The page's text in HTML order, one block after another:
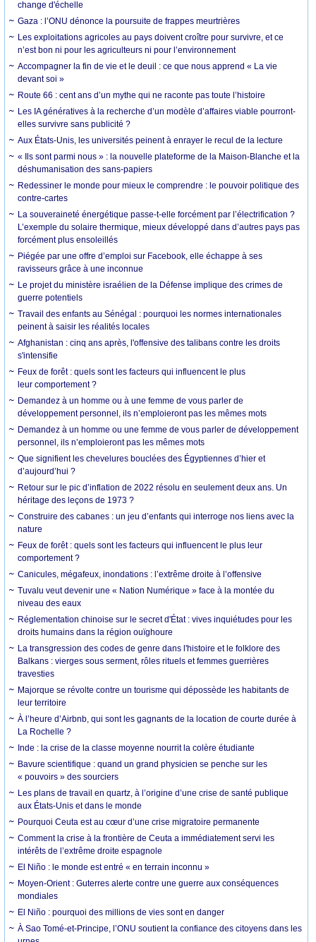
change d'échelle
Gaza : l’ONU dénonce la poursuite de frappes meurtrières
Les exploitations agricoles au pays doivent croître pour survivre, et ce
n’est bon ni pour les agriculteurs ni pour l’environnement
Accompagner la fin de vie et le deuil : ce que nous apprend « La vie
devant soi »
Route 66 : cent ans d’un mythe qui ne raconte pas toute l’histoire
Les IA génératives à la recherche d’un modèle d’affaires viable pourront-
elles survivre sans publicité ?
Aux États-Unis, les universités peinent à enrayer le recul de la lecture
« Ils sont parmi nous » : la nouvelle plateforme de la Maison-Blanche et la
déshumanisation des sans-papiers
Redessiner le monde pour mieux le comprendre : le pouvoir politique des
contre-cartes
La souveraineté énergétique passe-t-elle forcément par l’électrification ?
L’exemple du solaire thermique, mieux développé dans d’autres pays pas
forcément plus ensoleillés
Piégée par une offre d’emploi sur Facebook, elle échappe à ses
ravisseurs grâce à une inconnue
Le projet du ministère israélien de la Défense implique des crimes de
guerre potentiels
Travail des enfants au Sénégal : pourquoi les normes internationales
peinent à saisir les réalités locales
Afghanistan : cinq ans après, l'offensive des talibans contre les droits
s'intensifie
Feux de forêt : quels sont les facteurs qui influencent le plus
leur comportement ?
Demandez à un homme ou à une femme de vous parler de
développement personnel, ils n’emploieront pas les mêmes mots
Demandez à un homme ou une femme de vous parler de développement
personnel, ils n’emploieront pas les mêmes mots
Que signifient les chevelures bouclées des Égyptiennes d’hier et
d’aujourd’hui ?
Retour sur le pic d’inflation de 2022 résolu en seulement deux ans. Un
héritage des leçons de 1973 ?
Construire des cabanes : un jeu d’enfants qui interroge nos liens avec la
nature
Feux de forêt : quels sont les facteurs qui influencent le plus leur
comportement ?
Canicules, mégafeux, inondations : l’extrême droite à l’offensive
Tuvalu veut devenir une « Nation Numérique » face à la montée du
niveau des eaux
Réglementation chinoise sur le secret d'État : vives inquiétudes pour les
droits humains dans la région ouïghoure
La transgression des codes de genre dans l'histoire et le folklore des
Balkans : vierges sous serment, rôles rituels et femmes guerrières
travesties
Majorque se révolte contre un tourisme qui dépossède les habitants de
leur territoire
À l’heure d’Airbnb, qui sont les gagnants de la location de courte durée à
La Rochelle ?
Inde : la crise de la classe moyenne nourrit la colère étudiante
Bavure scientifique : quand un grand physicien se penche sur les
« pouvoirs » des sourciers
Les plans de travail en quartz, à l’origine d’une crise de santé publique
aux États-Unis et dans le monde
Pourquoi Ceuta est au cœur d’une crise migratoire permanente
Comment la crise à la frontière de Ceuta a immédiatement servi les
intérêts de l’extrême droite espagnole
El Niño : le monde est entré « en terrain inconnu »
Moyen-Orient : Guterres alerte contre une guerre aux conséquences
mondiales
El Niño : pourquoi des millions de vies sont en danger
À Sao Tomé-et-Principe, l’ONU soutient la confiance des citoyens dans les